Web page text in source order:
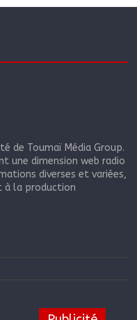
de Toumaï Média Group.
une dimension web radio
diverses et variées,
à la production